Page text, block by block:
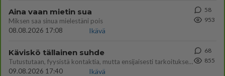
Aina vaan mietin sua
Miksen saa sinua mielestäni pois
08.08.2026 17:08
Ikävä
58
953
Käviskö tällainen suhde
Tutustutaan, fyysistä kontaktia, mutta ensijaisesti tarkoituksena ei ole aloittaa mitään virallista tai rikkoa mitään? E
09.08.2026 17:40
Ikävä
68
855